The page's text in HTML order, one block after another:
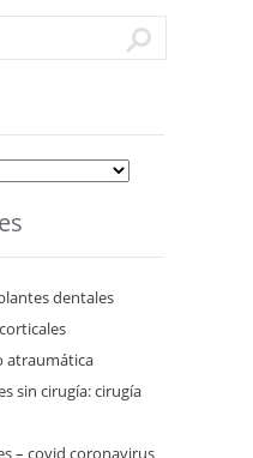
dentales
atraumática
sin cirugía: cirugía
– covid coronavirus